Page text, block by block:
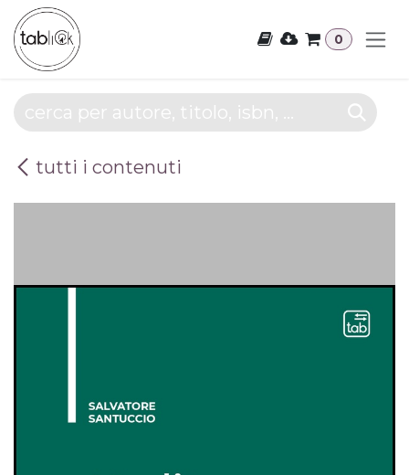
Passa al contenuto
0
tutti i contenuti